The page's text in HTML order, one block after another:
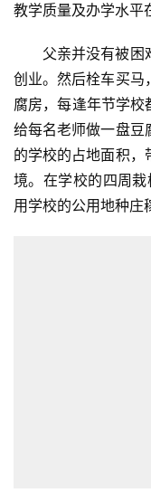
教学质量及办学水平
父亲并没有被困
创业。然后栓车买马
腐房，每逢年节学
给每名老师做一盘豆
的学校的占地面积，
境。在学校的四周
用学校的公用地种庄